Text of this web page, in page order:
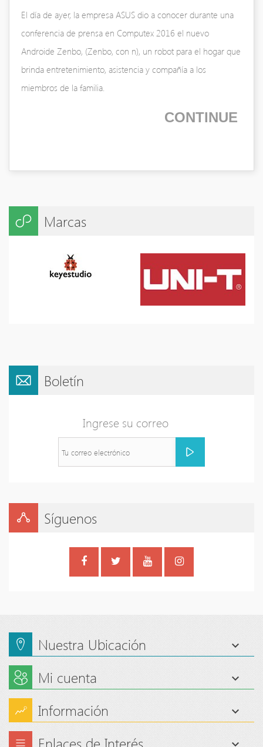
El día de ayer, la empresa ASUS dio a conocer durante una
conferencia de prensa en Computex 2016 el nuevo
Androide Zenbo, (Zenbo, con n), un robot para el hogar que
brinda entretenimiento, asistencia y compañía a los
miembros de la familia.
CONTINUE
Marcas
Boletín
Ingrese su correo
Síguenos
Nuestra Ubicación
Mi cuenta
Información
Enlaces de Interés